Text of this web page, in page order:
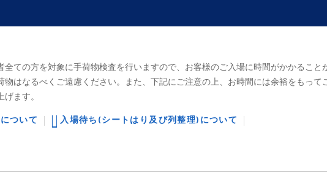
ての方を対象に手荷物検査を行いますので、お客様のご入場に時間がかかること
はなるべくご遠慮ください。また、下記にご注意の上、お時間には余裕をもって
ます。
ついて 入場待ち(シートはり及び列整理)について